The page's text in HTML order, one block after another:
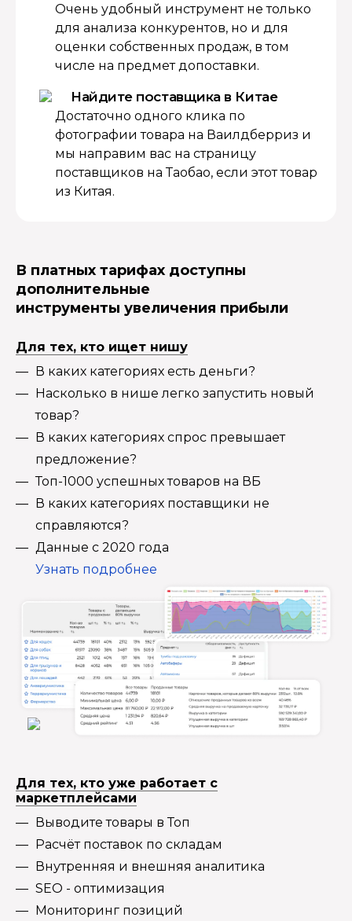
Очень удобный инструмент не только
для анализа конкурентов, но и для
оценки собственных продаж, в том
числе на предмет допоставки.
Найдите поставщика в Китае
Достаточно одного клика по
фотографии товара на Ваилдберриз и
мы направим вас на страницу
поставщиков на Таобао, если этот товар
из Китая.
В платных тарифах доступны
дополнительные
инструменты увеличения прибыли
Для тех, кто ищет нишу
В каких категориях есть деньги?
Насколько в нише легко запустить новый
товар?
В каких категориях спрос превышает
предложение?
Топ-1000 успешных товаров на ВБ
В каких категориях поставщики не
справляются?
Данные с 2020 года
Узнать подробнее
Для тех, кто уже работает с
маркетплейсами
Выводите товары в Топ
Расчёт поставок по складам
Внутренняя и внешняя аналитика
SEO - оптимизация
Мониторинг позиций